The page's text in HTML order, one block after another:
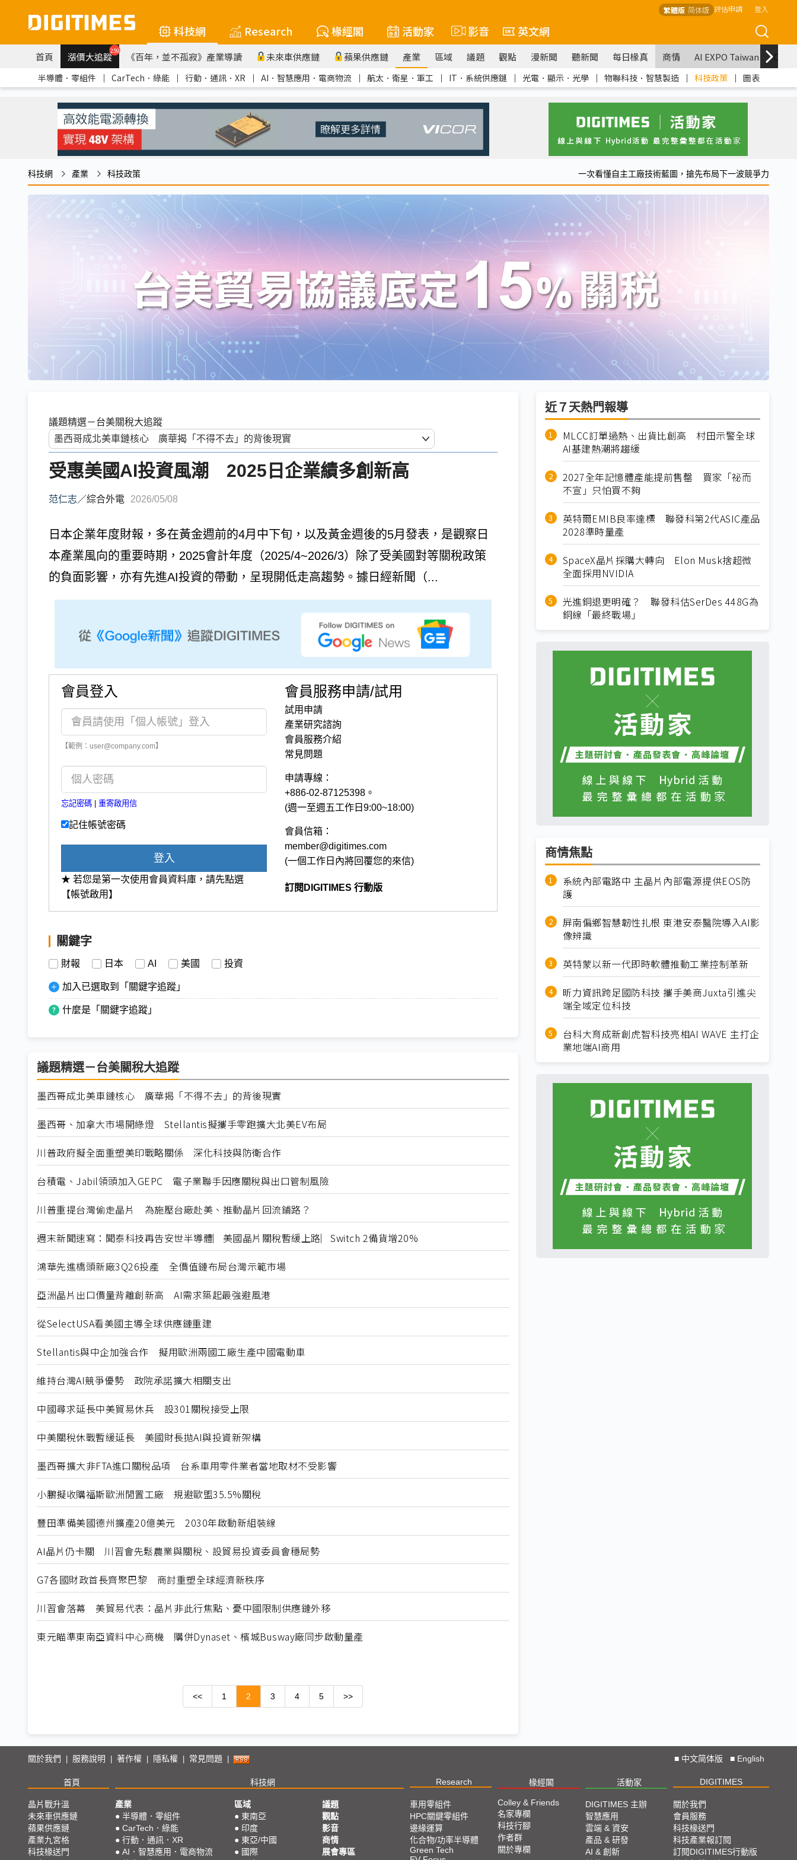
繁體版 简体版 評估申請 登入
科技網 Research 椽經閣 活動家 影音 英文網
首頁 漲價大追蹤259 《百年，並不孤寂》產業導讀 未來車供應鏈 蘋果供應鏈 產業 區域 議題 觀點 漫新聞 聽新聞 每日椽真 商情 AI EXPO Taiwan
半導體．零組件 ｜ CarTech．綠能 ｜ 行動．通訊．XR ｜ AI．智慧應用．電商物流 ｜ 航太．衛星．軍工 ｜ IT．系統供應鏈 ｜ 光電．顯示．光學 ｜ 物聯科技．智慧製造 ｜ 科技政策 ｜ 圖表
科技網 產業 科技政策 一次看懂自主工廠技術藍圖，搶先布局下一波競爭力
議題精選－台美關稅大追蹤
受惠美國AI投資風潮 2025日企業績多創新高
范仁志／綜合外電 2026/05/08
日本企業年度財報，多在黃金週前的4月中下旬，以及黃金週後的5月發表，是觀察日
本產業風向的重要時期，2025會計年度（2025/4~2026/3）除了受美國對等關稅政策
的負面影響，亦有先進AI投資的帶動，呈現開低走高趨勢。據日經新聞（...
會員登入
【範例：user@company.com】
忘記密碼 重寄啟用信
記住帳號密碼
登入
★ 若您是第一次使用會員資料庫，請先點選
【帳號啟用】
會員服務申請/試用
試用申請
產業研究諮詢
會員服務介紹
常見問題
申請專線：
+886-02-87125398。
(週一至週五工作日9:00~18:00)
會員信箱：
member@digitimes.com
(一個工作日內將回覆您的來信)
訂閱DIGITIMES 行動版
關鍵字
財報 日本 AI 美國 投資
加入已選取到「關鍵字追蹤」
什麼是「關鍵字追蹤」
議題精選－台美關稅大追蹤
墨西哥成北美車鏈核心 廣華揭「不得不去」的背後現實
墨西哥、加拿大市場開綠燈 Stellantis擬攜手零跑擴大北美EV布局
川普政府擬全面重塑美印戰略關係 深化科技與防衛合作
台積電、Jabil領頭加入GEPC 電子業聯手因應關稅與出口管制風險
川普重提台灣偷走晶片 為施壓台廠赴美、推動晶片回流鋪路？
週末新聞速寫：聞泰科技再告安世半導體︳美國晶片關稅暫緩上路︳Switch 2備貨增20%
鴻華先進橋頭新廠3Q26投產 全價值鏈布局台灣示範市場
亞洲晶片出口價量背離創新高 AI需求築起最強避風港
從SelectUSA看美國主導全球供應鏈重建
Stellantis與中企加強合作 擬用歐洲兩國工廠生產中國電動車
維持台灣AI競爭優勢 政院承諾擴大相關支出
中國尋求延長中美貿易休兵 設301關稅接受上限
中美關稅休戰暫緩延長 美國財長拋AI與投資新架構
墨西哥擴大非FTA進口關稅品項 台系車用零件業者當地取材不受影響
小鵬擬收購福斯歐洲閒置工廠 規避歐盟35.5%關稅
豐田準備美國德州擴產20億美元 2030年啟動新組裝線
AI晶片仍卡關 川習會先鬆農業與關稅、設貿易投資委員會穩局勢
G7各國財政首長齊聚巴黎 商討重塑全球經濟新秩序
川習會落幕 美貿易代表：晶片非此行焦點、憂中國限制供應鏈外移
東元瞄準東南亞資料中心商機 購併Dynaset、檳城Busway廠同步啟動量產
<< 1 2 3 4 5 >>
近７天熱門報導
MLCC訂單過熱、出貨比創高 村田示警全球
AI基建熱潮將趨緩
2027全年記憶體產能提前售罄 買家「祕而
不宣」只怕買不夠
英特爾EMIB良率達標 聯發科第2代ASIC產品
2028準時量產
SpaceX晶片採購大轉向 Elon Musk捨超微
全面採用NVIDIA
光進銅退更明確？ 聯發科估SerDes 448G為
銅線「最終戰場」
商情焦點
系統內部電路中 主晶片內部電源提供EOS防
護
屏南偏鄉智慧韌性扎根 東港安泰醫院導入AI影
像辨識
英特蒙以新一代即時軟體推動工業控制革新
昕力資訊跨足國防科技 攜手美商Juxta引進尖
端全域定位科技
台科大育成新創虎智科技亮相AI WAVE 主打企
業地端AI商用
關於我們 服務說明 著作權 隱私權 常見問題 ■ 中文简体版 ■ English
首頁 科技網 Research 椽經閣 活動家 DIGITIMES
晶片戰升溫
未來車供應鏈
蘋果供應鏈
產業九宮格
科技椽送門
產業
● 半導體．零組件
● CarTech．綠能
● 行動．通訊．XR
● AI．智慧應用．電商物流
區域
● 東南亞
● 印度
● 東亞/中國
● 國際
議題
觀點
影音
商情
展會專區
車用零組件
HPC關鍵零組件
邊緣運算
化合物/功率半導體
Green Tech
Colley & Friends
名家專欄
科技行腳
作者群
關於專欄
DIGITIMES 主辦
智慧應用
雲端 & 資安
產品 & 研發
AI & 創新
關於我們
會員服務
科技椽送門
科技產業報訂閱
訂閱DIGITIMES行動版